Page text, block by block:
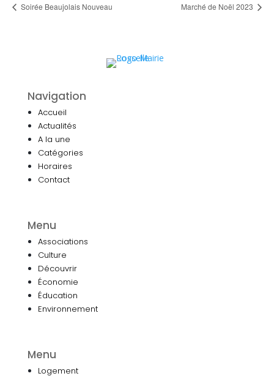
Soirée Beaujolais Nouveau Marché de Noël 2023
Navigation
Accueil
Actualités
A la une
Catégories
Horaires
Contact
Menu
Associations
Culture
Découvrir
Économie
Éducation
Environnement
Menu
Logement